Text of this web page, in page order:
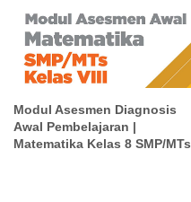
Modul Asesmen Diagnosis
Awal Pembelajaran |
Matematika Kelas 8 SMP/MTs